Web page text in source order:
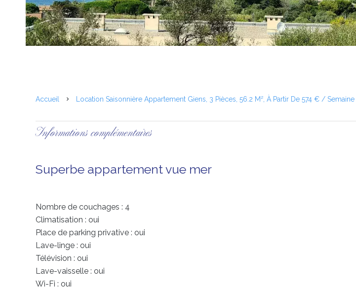
Accueil Location Saisonnière Appartement Giens, 3 Pièces, 56.2 M², À Partir De 574 € / Semaine
Informations complémentaires
Superbe appartement vue mer
Nombre de couchages : 4
Climatisation : oui
Place de parking privative : oui
Lave-linge : oui
Télévision : oui
Lave-vaisselle : oui
Wi-Fi : oui